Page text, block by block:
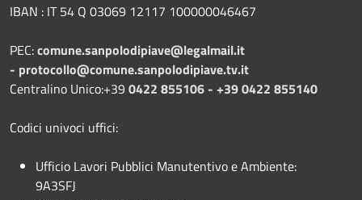
IBAN : IT 54 Q 03069 12117 100000046467
PEC:comune.sanpolodipiave@legalmail.it
- protocollo@comune.sanpolodipiave.tv.it
Centralino Unico:+39 0422 855106 - +39 0422 855140
Codici univoci uffici:
Ufficio Lavori Pubblici Manutentivo e Ambiente:
9A3SFJ